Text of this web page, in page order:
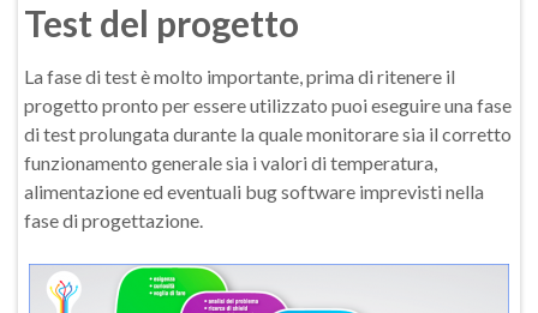
Test del progetto
La fase di test è molto importante, prima di ritenere il
progetto pronto per essere utilizzato puoi eseguire una fase
di test prolungata durante la quale monitorare sia il corretto
funzionamento generale sia i valori di temperatura,
alimentazione ed eventuali bug software imprevisti nella
fase di progettazione.